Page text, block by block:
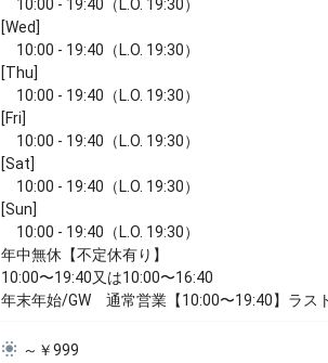
10:00 - 19:40（L.O. 19:30）
[Wed]
10:00 - 19:40（L.O. 19:30）
[Thu]
10:00 - 19:40（L.O. 19:30）
[Fri]
10:00 - 19:40（L.O. 19:30）
[Sat]
10:00 - 19:40（L.O. 19:30）
[Sun]
10:00 - 19:40（L.O. 19:30）
年中無休【不定休有り】
10:00〜19:40又は10:00〜16:40
年末年始/GW 通常営業【10:00〜19:40】ラス
～￥999